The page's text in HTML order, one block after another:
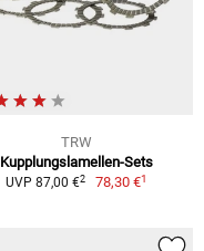
TRW
Kupplungslamellen-Sets
UVP 87,00 €2 78,30 €1